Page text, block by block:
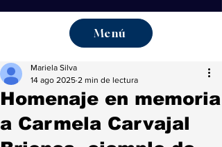
Menú
Homenaje en memoria
a Carmela Carvajal
Mariela Silva
14 ago 2025 2 min de lectura